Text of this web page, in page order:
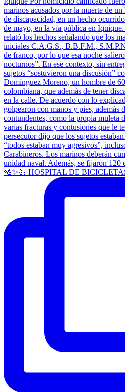
🚵✨💪 HOSPITAL DE